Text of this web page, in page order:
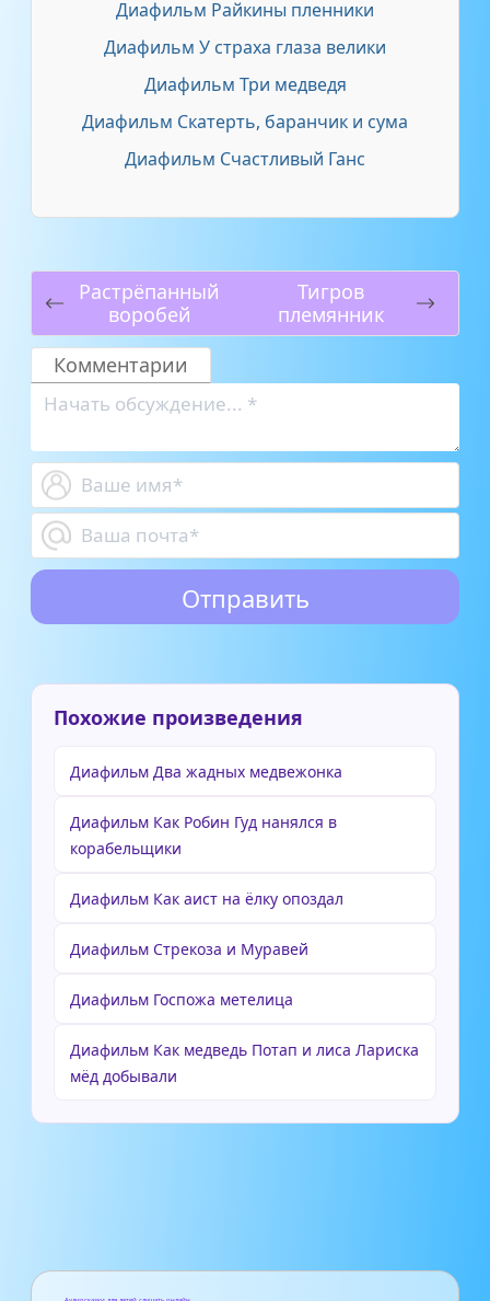
Диафильм Райкины пленники
Диафильм У страха глаза велики
Диафильм Три медведя
Диафильм Скатерть, баранчик и сума
Диафильм Счастливый Ганс
Растрёпанный
воробей
Тигров
племянник
Комментарии
Похожие произведения
Диафильм Два жадных медвежонка
Диафильм Как Робин Гуд нанялся в
корабельщики
Диафильм Как аист на ёлку опоздал
Диафильм Стрекоза и Муравей
Диафильм Госпожа метелица
Диафильм Как медведь Потап и лиса Лариска
мёд добывали